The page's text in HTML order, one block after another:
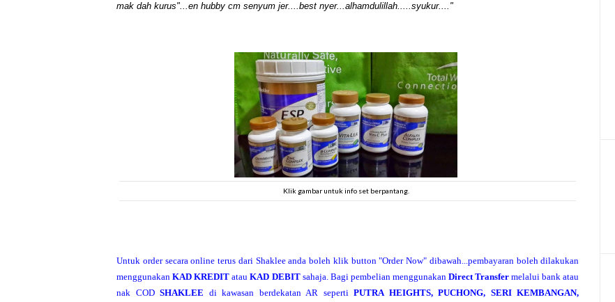
mak dah kurus"...en hubby cm senyum jer....best nyer...alhamdulillah.....syukur...."
Klik gambar untuk info set berpantang.
Untuk order secara online terus dari Shaklee anda boleh klik button "Order Now" dibawah...pembayaran boleh dilakukan
menggunakanKAD KREDIT atauKAD DEBITsahaja. Bagi pembelian menggunakanDirect Transfer melalui bank atau
nak CODSHAKLEE di kawasan berdekatan AR sepertiPUTRA HEIGHTS, PUCHONG, SERI KEMBANGAN,